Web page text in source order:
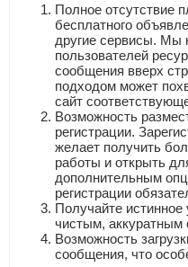
Полное отсутствие
бесплатного
другие сервисы. Мы
пользователей
сообщения вверх
подходом может
сайт
Возможность
регистрации.
желает получить
работы и открыть
дополнительным
регистрации
Получайте истинное
чистым, аккуратным
Возможность
сообщения, что